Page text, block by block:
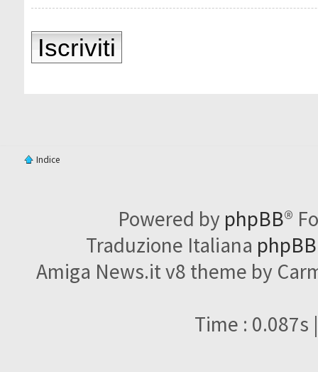
Iscriviti
Indice
Powered by phpBB®
Traduzione Italiana
Amiga News.it v8 theme by
Time : 0.087s